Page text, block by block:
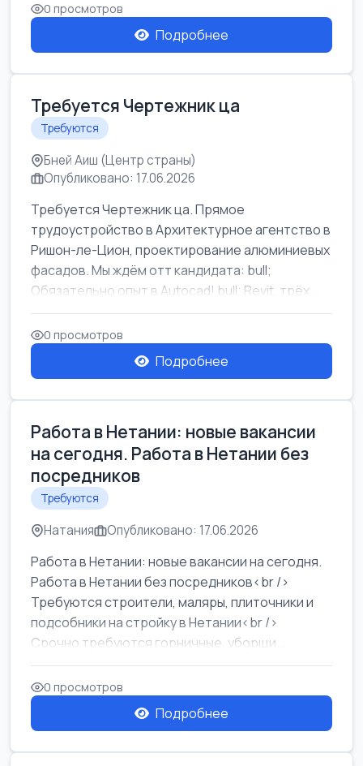
0 просмотров
Подробнее
Требуется Чертежник ца
Требуются
Бней Аиш (Центр страны)
Опубликовано: 17.06.2026
Требуется Чертежник ца. Прямое
трудоустройство в Архитектурное агентство в
Ришон-ле-Цион, проектирование алюминиевых
фасадов. Мы ждём отт кандидата: bull;
Обязательно опыт в Autocad! bull; Revit, трёх...
0 просмотров
Подробнее
Работа в Нетании: новые вакансии
на сегодня. Работа в Нетании без
посредников
Требуются
Натания Опубликовано: 17.06.2026
Работа в Нетании: новые вакансии на сегодня.
Работа в Нетании без посредников<br />
Требуются строители, маляры, плиточники и
подсобники на стройку в Нетании<br />
Срочно требуются горничные, уборщи...
0 просмотров
Подробнее